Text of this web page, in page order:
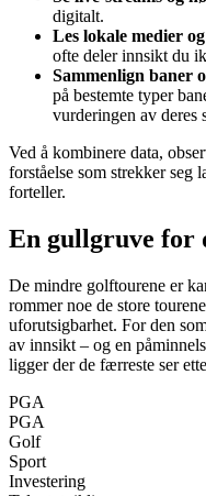
digitalt.
Les lokale medier
ofte deler innsikt du
Sammenlign baner
på bestemte typer
vurderingen av deres
Ved å kombinere data,
forståelse som strekker seg
forteller.
En gullgruve for
De mindre golftourene er
rommer noe de store
uforutsigbarhet. For den
av innsikt – og en
ligger der de færreste ser
PGA
PGA
Golf
Sport
Investering